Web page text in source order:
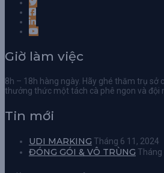
Giờ làm việc
8h – 18h hàng ngày. Hãy ghé thăm trụ sở
thưởng thức một tách cà phê ngon và đội
Tin mới
UDI MARKING Tháng 6 11, 2024
ĐÓNG GÓI & VÔ TRÙNG Tháng